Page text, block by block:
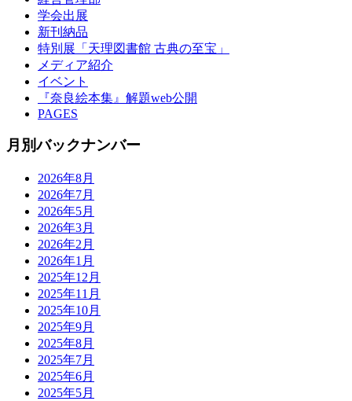
学会出展
新刊納品
特別展「天理図書館 古典の至宝」
メディア紹介
イベント
『奈良絵本集』解題web公開
PAGES
月別バックナンバー
2026年8月
2026年7月
2026年5月
2026年3月
2026年2月
2026年1月
2025年12月
2025年11月
2025年10月
2025年9月
2025年8月
2025年7月
2025年6月
2025年5月